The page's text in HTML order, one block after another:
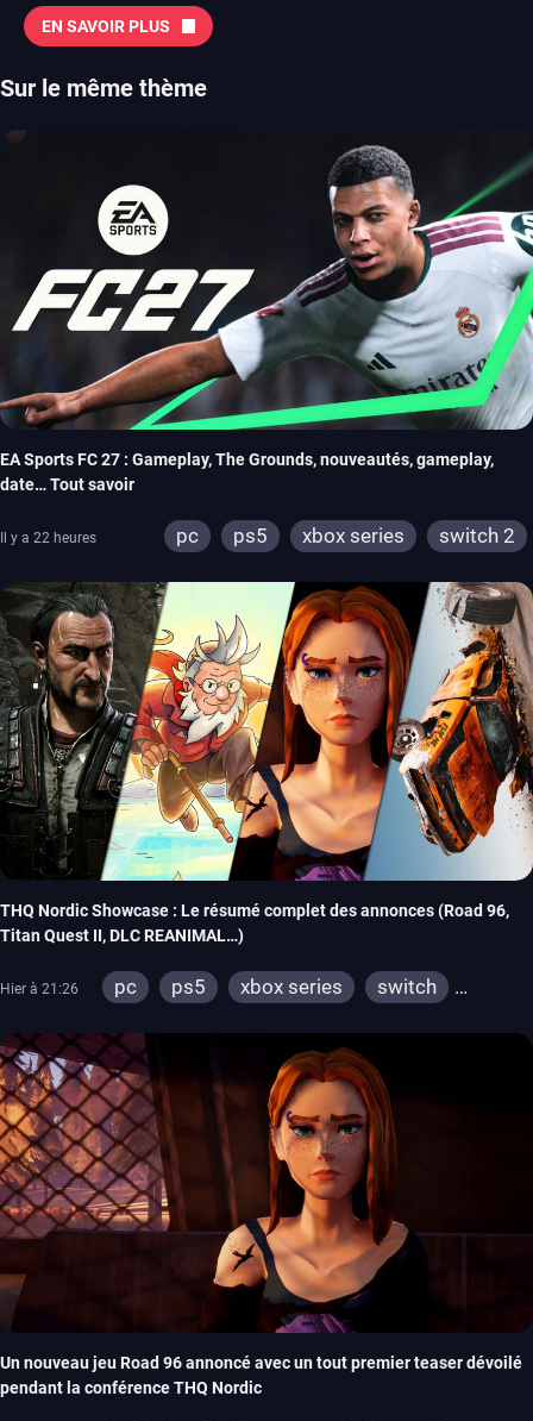
EN SAVOIR PLUS
Sur le même thème
EA Sports FC 27 : Gameplay, The Grounds, nouveautés, gameplay,
date… Tout savoir
Il y a 22 heures pc ps5 xbox series switch 2
THQ Nordic Showcase : Le résumé complet des annonces (Road 96,
Titan Quest II, DLC REANIMAL…)
Hier à 21:26 pc ps5 xbox series
switch
Un nouveau jeu Road 96 annoncé avec un tout premier teaser dévoilé
pendant la conférence THQ Nordic